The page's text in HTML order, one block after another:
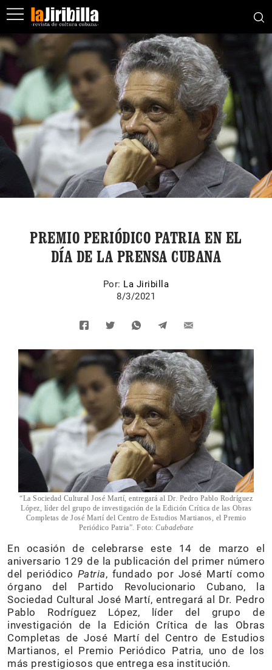
PREMIO PERIÓDICO PATRIA EN EL
DÍA DE LA PRENSA CUBANA
Por: La Jiribilla
8/3/2021
“La Sociedad Cultural José Martí, entregará al Dr. Pedro Pablo Rodríguez
López, líder del grupo de investigación de la Edición Crítica de las Obras
Completas de José Martí del Centro de Estudios Martianos, el Premio
Periódico Patria”. Foto:Cubadebate
En ocasión de celebrarse este 14 de marzo el
aniversario 129 de la publicación del primer número
del periódico Patria, fundado por José Martí como
órgano del Partido Revolucionario Cubano, la
Sociedad Cultural José Martí, entregará al Dr. Pedro
Pablo Rodríguez López, líder del grupo de
investigación de la Edición Crítica de las Obras
Completas de José Martí del Centro de Estudios
Martianos, el Premio Periódico Patria, uno de los
más prestigiosos que entrega esa institución.